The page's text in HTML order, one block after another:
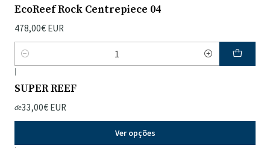
EcoReef Rock Centrepiece 04
478,00€ EUR
Quantidade
|
SUPER REEF
de33,00€ EUR
Ver opções